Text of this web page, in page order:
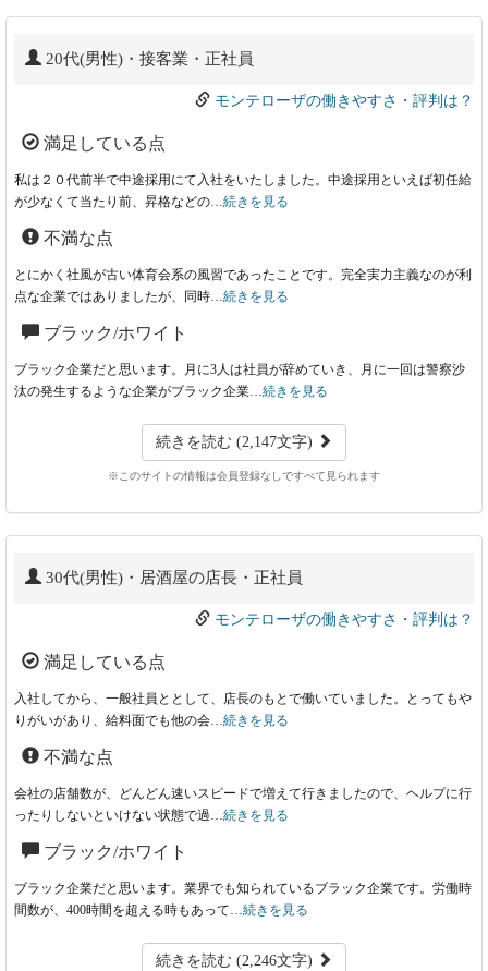
20代(男性)・接客業・正社員
モンテローザの働きやすさ・評判は？
満足している点
私は２０代前半で中途採用にて入社をいたしました。中途採用といえば初任給
が少なくて当たり前、昇格などの…続きを見る
不満な点
とにかく社風が古い体育会系の風習であったことです。完全実力主義なのが利
点な企業ではありましたが、同時…続きを見る
ブラック/ホワイト
ブラック企業だと思います。月に3人は社員が辞めていき、月に一回は警察沙
汰の発生するような企業がブラック企業…続きを見る
続きを読む (2,147文字)
※このサイトの情報は会員登録なしですべて見られます
30代(男性)・居酒屋の店長・正社員
モンテローザの働きやすさ・評判は？
満足している点
入社してから、一般社員ととして、店長のもとで働いていました。とってもや
りがいがあり、給料面でも他の会…続きを見る
不満な点
会社の店舗数が、どんどん速いスピードで増えて行きましたので、ヘルプに行
ったりしないといけない状態で過…続きを見る
ブラック/ホワイト
ブラック企業だと思います。業界でも知られているブラック企業です。労働時
間数が、400時間を超える時もあって…続きを見る
続きを読む (2,246文字)